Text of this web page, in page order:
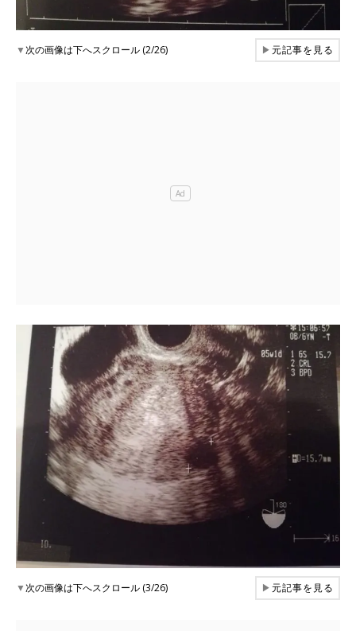
▼次の画像は下へスクロール (2/26) ▶元記事を見る
▼次の画像は下へスクロール (3/26) ▶元記事を見る